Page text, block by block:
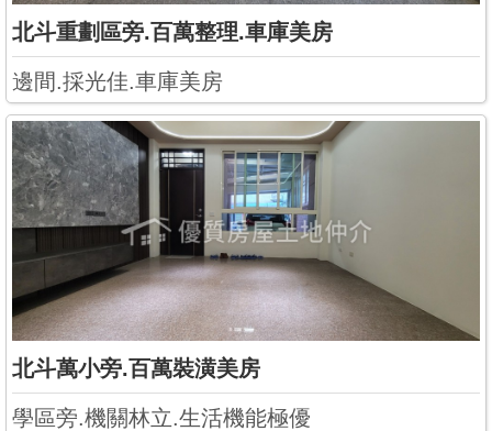
北斗重劃區旁.百萬整理.車庫美房
邊間.採光佳.車庫美房
北斗萬小旁.百萬裝潢美房
學區旁.機關林立.生活機能極優